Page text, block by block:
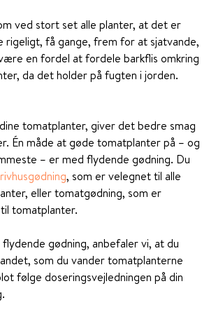
ved stort set alle planter, at det er
rigeligt, få gange, frem for at sjatvande,
en fordel at fordele barkflis omkring
da det holder på fugten i jorden.
tomatplanter, giver det bedre smag
Én måde at gøde tomatplanter på – og
– er med flydende gødning. Du
, som er velegnet til alle
eller tomatgødning, som er
tomatplanter.
gødning, anbefaler vi, at du
som du vander tomatplanterne
følge doseringsvejledningen på din